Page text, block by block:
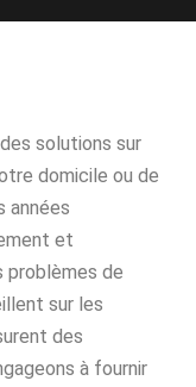
solutions sur
domicile ou de
années
et
problèmes de
sur les
des
à fournir